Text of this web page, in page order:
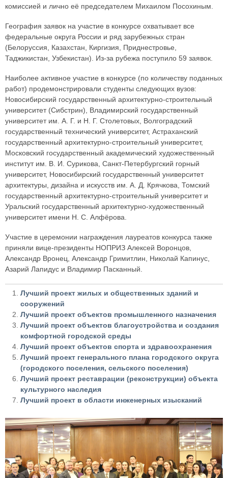
комиссией и лично её председателем Михаилом Посохиным.
География заявок на участие в конкурсе охватывает все
федеральные округа России и ряд зарубежных стран
(Белоруссия, Казахстан, Киргизия, Приднестровье,
Таджикистан, Узбекистан). Из-за рубежа поступило 59 заявок.
Наиболее активное участие в конкурсе (по количеству поданных
работ) продемонстрировали студенты следующих вузов:
Новосибирский государственный архитектурно-строительный
университет (Сибстрин), Владимирский государственный
университет им. А. Г. и Н. Г. Столетовых, Волгоградский
государственный технический университет, Астраханский
государственный архитектурно-строительный университет,
Московский государственный академический художественный
институт им. В. И. Сурикова, Санкт-Петербургский горный
университет, Новосибирский государственный университет
архитектуры, дизайна и искусств им. А. Д. Крячкова, Томский
государственный архитектурно-строительный университет и
Уральский государственный архитектурно-художественный
университет имени Н. С. Алфёрова.
Участие в церемонии награждения лауреатов конкурса также
приняли вице-президенты НОПРИЗ Алексей Воронцов,
Александр Вронец, Александр Гримитлин, Николай Капинус,
Азарий Лапидус и Владимир Пасканный.
Лучший проект жилых и общественных зданий и
сооружений
Лучший проект объектов промышленного назначения
Лучший проект объектов благоустройства и создания
комфортной городской среды
Лучший проект объектов спорта и здравоохранения
Лучший проект генерального плана городского округа
(городского поселения, сельского поселения)
Лучший проект реставрации (реконструкции) объекта
культурного наследия
Лучший проект в области инженерных изысканий